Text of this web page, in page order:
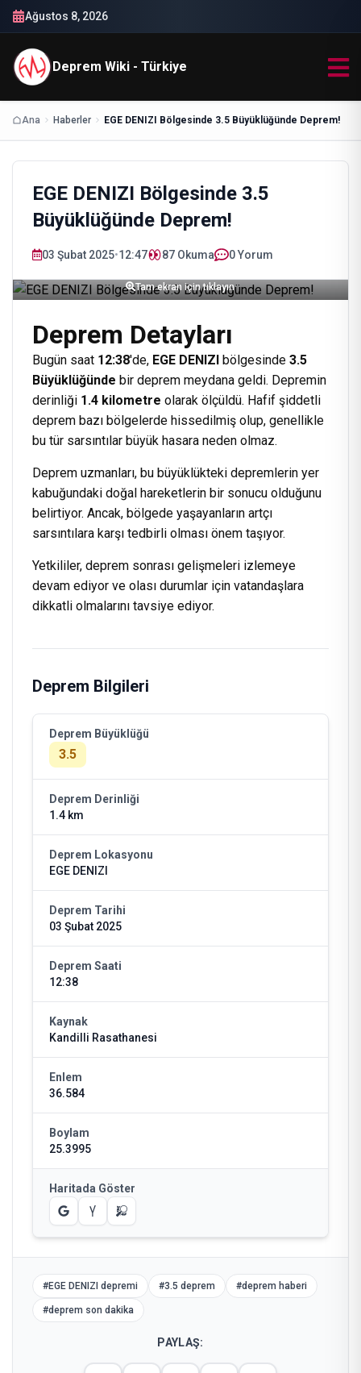
Ağustos 8, 2026
Deprem Wiki - Türkiye
Ana Haberler EGE DENIZI Bölgesinde 3.5 Büyüklüğünde Deprem!
EGE DENIZI Bölgesinde 3.5
Büyüklüğünde Deprem!
03 Şubat 2025•12:47 87 Okuma 0 Yorum
Tam ekran için tıklayın
Deprem Detayları
Bugün saat 12:38'de, EGE DENIZI bölgesinde 3.5
Büyüklüğünde bir deprem meydana geldi. Depremin
derinliği 1.4 kilometre olarak ölçüldü. Hafif şiddetli
deprem bazı bölgelerde hissedilmiş olup, genellikle
bu tür sarsıntılar büyük hasara neden olmaz.
Deprem uzmanları, bu büyüklükteki depremlerin yer
kabuğundaki doğal hareketlerin bir sonucu olduğunu
belirtiyor. Ancak, bölgede yaşayanların artçı
sarsıntılara karşı tedbirli olması önem taşıyor.
Yetkililer, deprem sonrası gelişmeleri izlemeye
devam ediyor ve olası durumlar için vatandaşlara
dikkatli olmalarını tavsiye ediyor.
Deprem Bilgileri
Deprem Büyüklüğü
3.5
Deprem Derinliği
1.4 km
Deprem Lokasyonu
EGE DENIZI
Deprem Tarihi
03 Şubat 2025
Deprem Saati
12:38
Kaynak
Kandilli Rasathanesi
Enlem
36.584
Boylam
25.3995
Haritada Göster
#EGE DENIZI depremi #3.5 deprem #deprem haberi
#deprem son dakika
PAYLAŞ: